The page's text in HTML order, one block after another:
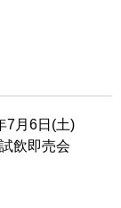
7月6日(土)
飲即売会